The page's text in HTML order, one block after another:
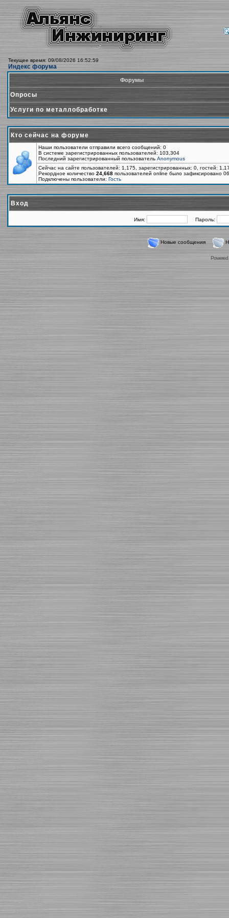
Текущее время: 09/08/2026 16:52:59
Индекс форума
Форумы
Опросы
Услуги по металлобработке
Кто сейчас на форуме
Наши пользователи отправили всего сообщений: 0
В системе зарегистрированных пользователей: 103,304
Последний зарегистрированный пользователь Anonymous
Сейчас на сайте пользователей: 1,175, зарегистрированных: 0, гостей:
Рекордное количество 24,668 пользователей online было зафиксировано
Подключены пользователи: Гость
Вход
Имя: Пароль:
Новые сообщения